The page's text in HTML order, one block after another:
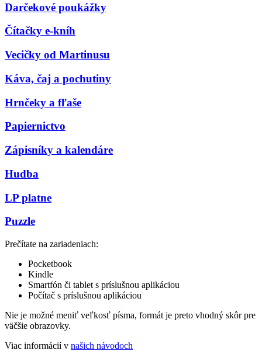
Darčekové poukážky
Čítačky e-kníh
Vecičky od Martinusu
Káva, čaj a pochutiny
Hrnčeky a fľaše
Papiernictvo
Zápisníky a kalendáre
Hudba
LP platne
Puzzle
Prečítate na zariadeniach:
Pocketbook
Kindle
Smartfón či tablet s príslušnou aplikáciou
Počítač s príslušnou aplikáciou
Nie je možné meniť veľkosť písma, formát je preto vhodný skôr pre
väčšie obrazovky.
Viac informácií v našich návodoch